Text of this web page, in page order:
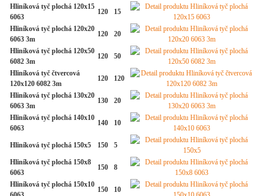
Hliníková tyč plochá 120x15
6063
120 15
Hliníková tyč plochá 120x20
6063 3m
120 20
Hliníková tyč plochá 120x50
6082 3m
120 50
Hliníková tyč čtvercová
120x120 6082 3m
120 120
Hliníková tyč plochá 130x20
6063 3m
130 20
Hliníková tyč plochá 140x10
6063
140 10
Hliníková tyč plochá 150x5 150 5
Hliníková tyč plochá 150x8
6063
150 8
Hliníková tyč plochá 150x10
150 10